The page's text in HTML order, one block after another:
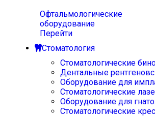
Офтальмологические
оборудование
Перейти
Стоматология
Стоматологические
Дентальные
Оборудование для
Стоматологические
Оборудование для
Стоматологические